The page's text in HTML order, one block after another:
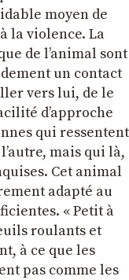
moyen de
la violence. La
de lʼanimal sont
un contact
vers lui, de le
dʼapproche
qui ressentent
mais qui là,
Cet animal
adapté au
« Petit à
roulants et
à ce que les
pas comme les